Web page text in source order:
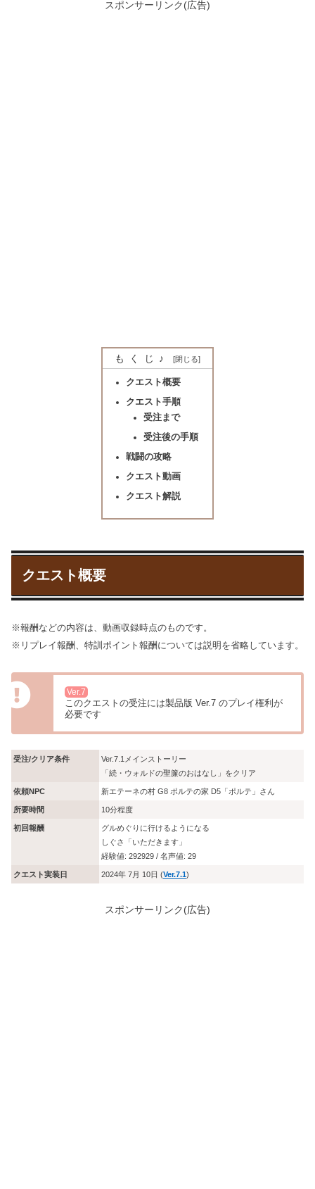
スポンサーリンク(広告)
もくじ♪
クエスト概要
クエスト手順
受注まで
受注後の手順
戦闘の攻略
クエスト動画
クエスト解説
クエスト概要
※報酬などの内容は、動画収録時点のものです。
※リプレイ報酬、特訓ポイント報酬については説明を省略しています。
Ver.7
このクエストの受注には製品版 Ver.7 のプレイ権利が
必要です
受注/クリア条件
Ver.7.1メインストーリー
「続・ウォルドの聖簾のおはなし」をクリア
依頼NPC 新エテーネの村 G8 ポルテの家 D5「ポルテ」さん
所要時間 10分程度
初回報酬
グルめぐりに行けるようになる
しぐさ「いただきます」
経験値: 292929 / 名声値: 29
クエスト実装日 2024年 7月 10日 (Ver.7.1)
スポンサーリンク(広告)